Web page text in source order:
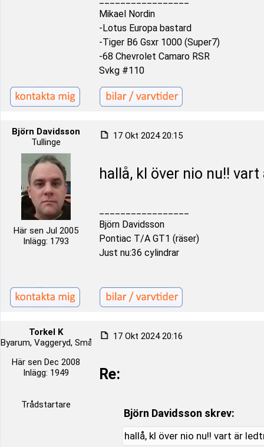
Mikael Nordin
-Lotus Europa bastard
-Tiger B6 Gsxr 1000 (Super7)
-68 Chevrolet Camaro RSR
Svkg #110
Björn Davidsson
Tullinge
Här sen Jul 2005
Inlägg: 1793
17 Okt 2024 20:15
hallå, kl över nio nu!!
Björn Davidsson
Pontiac T/A GT1 (räser)
Just nu:36 cylindrar
Torkel K
Byarum, Vaggeryd, Småland, Sverige
Här sen Dec 2008
Inlägg: 1949
Trådstartare
17 Okt 2024 20:16
Re:
Björn Davidsson skrev:
hallå, kl över nio nu!! vart är